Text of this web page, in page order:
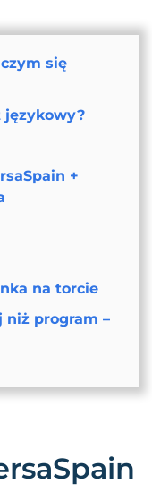
się
językowy?
+
na torcie
niż program –